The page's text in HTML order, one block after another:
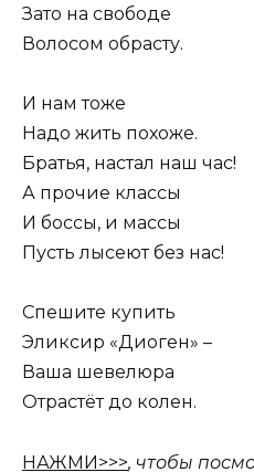
Зато на свободе
Волосом обрасту.
И нам тоже
Надо жить похоже.
Братья, настал наш час!
А прочие классы
И боссы, и массы
Пусть лысеют без нас!
Спешите купить
Эликсир «Диоген» –
Ваша шевелюра
Отрастёт до колен.
НАЖМИ>>>, чтобы